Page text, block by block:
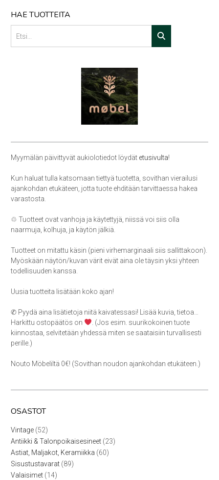
HAE TUOTTEITA
Myymälän päivittyvät aukiolotiedot löydät etusivulta!
Kun haluat tulla katsomaan tiettyä tuotetta, sovithan vierailusi
ajankohdan etukäteen, jotta tuote ehditään tarvittaessa hakea
varastosta.
♲ Tuotteet ovat vanhoja ja käytettyjä, niissä voi siis olla
naarmuja, kolhuja, ja käytön jälkiä.
Tuotteet on mitattu käsin (pieni virhemarginaali siis sallittakoon).
Myöskään näytön/kuvan värit eivät aina ole täysin yksi yhteen
todellisuuden kanssa.
Uusia tuotteita lisätään koko ajan!
✆ Pyydä aina lisätietoja niitä kaivatessasi! Lisää kuvia, tietoa…
Harkittu ostopäätös on
. (Jos esim. suurikokoinen tuote
kiinnostaa, selvitetään yhdessä miten se saataisiin turvallisesti
perille.)
Nouto Möbeliltä 0€! (Sovithan noudon ajankohdan etukäteen.)
OSASTOT
Vintage 5252
tuotetta
Antiikki & Talonpoikaisesineet 2323
Astiat, Maljakot, Keramiikka 6060
Sisustustavarat 8989
Valaisimet 1414